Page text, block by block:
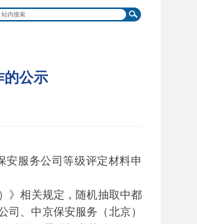
的公示
安服务公司等级评定材料申
》相关规定，随机抽取中都
、中京保安服务（北京）